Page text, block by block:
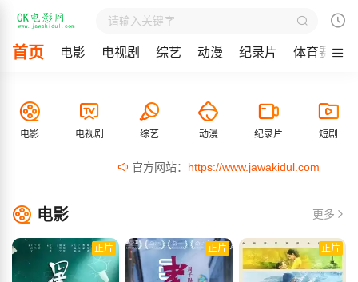
首页 电影 电视剧 综艺 动漫 纪录片 体育赛事
电影 电视剧 综艺 动漫 纪录片 短剧
官方网站：https://www.jawakidul.com
电影 更多
正片 正片 正片